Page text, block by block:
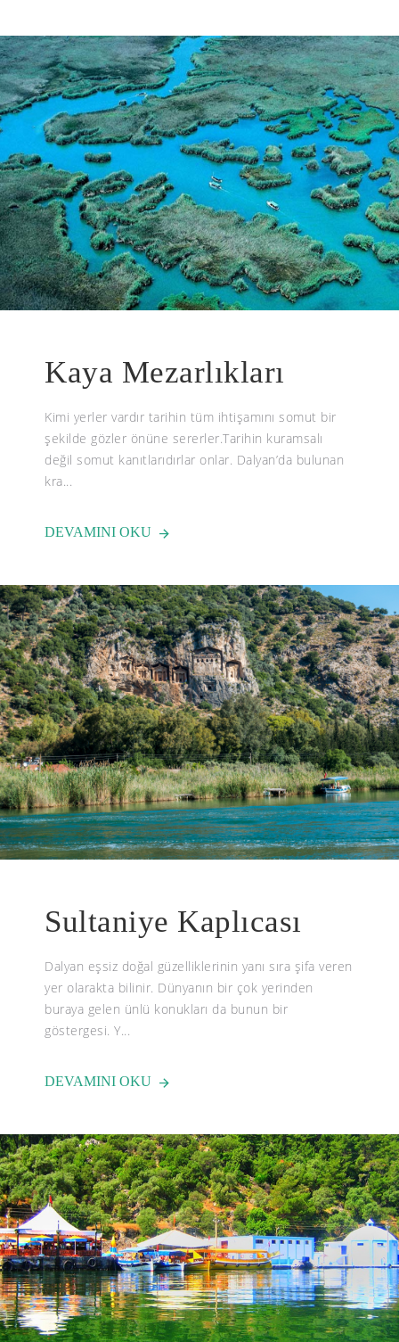
Kaya Mezarlıkları
Kimi yerler vardır tarihin tüm ihtişamını somut bir
şekilde gözler önüne sererler.Tarihin kuramsalı
değil somut kanıtlarıdırlar onlar. Dalyan’da bulunan
kra...
DEVAMINI OKU
Sultaniye Kaplıcası
Dalyan eşsiz doğal güzelliklerinin yanı sıra şifa veren
yer olarakta bilinir. Dünyanın bir çok yerinden
buraya gelen ünlü konukları da bunun bir
göstergesi. Y...
DEVAMINI OKU